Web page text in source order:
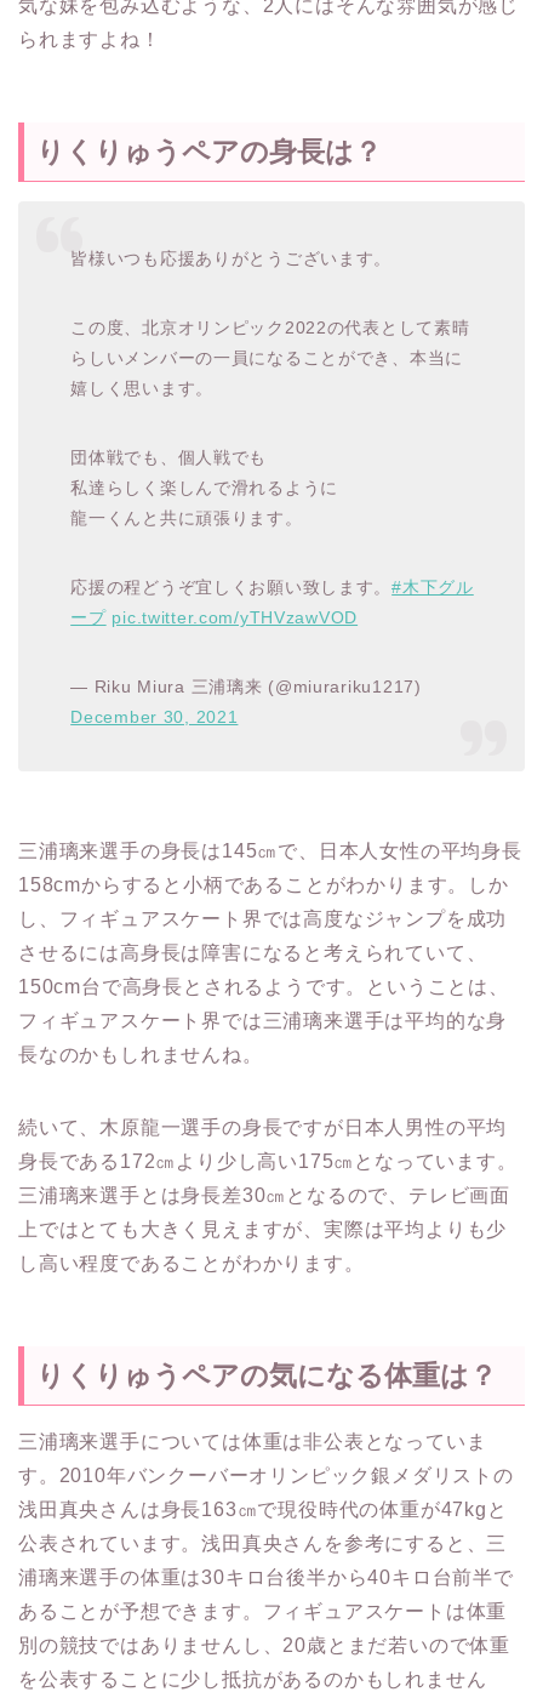
気な妹を包み込むような、2人にはそんな雰囲気が感じ
られますよね！
りくりゅうペアの身長は？
皆様いつも応援ありがとうございます。
この度、北京オリンピック2022の代表として素晴
らしいメンバーの一員になることができ、本当に
嬉しく思います。
団体戦でも、個人戦でも
私達らしく楽しんで滑れるように
龍一くんと共に頑張ります。
応援の程どうぞ宜しくお願い致します。#木下グル
ープ pic.twitter.com/yTHVzawVOD
— Riku Miura 三浦璃来 (@miurariku1217)
December 30, 2021
三浦璃来選手の身長は145㎝で、日本人女性の平均身長
158cmからすると小柄であることがわかります。しか
し、フィギュアスケート界では高度なジャンプを成功
させるには高身長は障害になると考えられていて、
150cm台で高身長とされるようです。ということは、
フィギュアスケート界では三浦璃来選手は平均的な身
長なのかもしれませんね。
続いて、木原龍一選手の身長ですが日本人男性の平均
身長である172㎝より少し高い175㎝となっています。
三浦璃来選手とは身長差30㎝となるので、テレビ画面
上ではとても大きく見えますが、実際は平均よりも少
し高い程度であることがわかります。
りくりゅうペアの気になる体重は？
三浦璃来選手については体重は非公表となっていま
す。2010年バンクーバーオリンピック銀メダリストの
浅田真央さんは身長163㎝で現役時代の体重が47kgと
公表されています。浅田真央さんを参考にすると、三
浦璃来選手の体重は30キロ台後半から40キロ台前半で
あることが予想できます。フィギュアスケートは体重
別の競技ではありませんし、20歳とまだ若いので体重
を公表することに少し抵抗があるのかもしれません